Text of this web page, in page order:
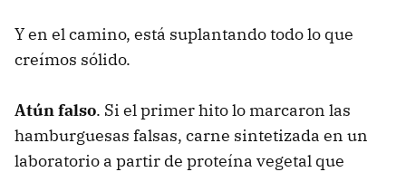
Y en el camino, está suplantando todo lo que
creímos sólido.
Atún falso. Si el primer hito lo marcaron las
hamburguesas falsas, carne sintetizada en un
laboratorio a partir de proteína vegetal que